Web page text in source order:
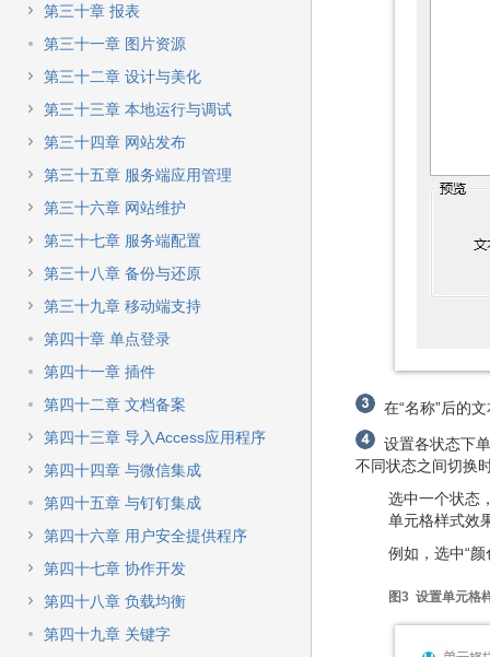
第三十章 报表
第三十一章 图片资源
第三十二章 设计与美化
第三十三章 本地运行与调试
第三十四章 网站发布
第三十五章 服务端应用管理
第三十六章 网站维护
第三十七章 服务端配置
第三十八章 备份与还原
第三十九章 移动端支持
第四十章 单点登录
第四十一章 插件
第四十二章 文档备案
第四十三章 导入Access应用程序
第四十四章 与微信集成
第四十五章 与钉钉集成
第四十六章 用户安全提供程序
第四十七章 协作开发
第四十八章 负载均衡
第四十九章 关键字
在“名称”后的
设置各状态下
不同状态之间切换
选中一个状态
单元格样式效
例如，选中“
图3 设置单元格